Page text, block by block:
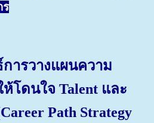
ร
ารวางแผนความ
โดนใจ Talent และ
Path Strategy